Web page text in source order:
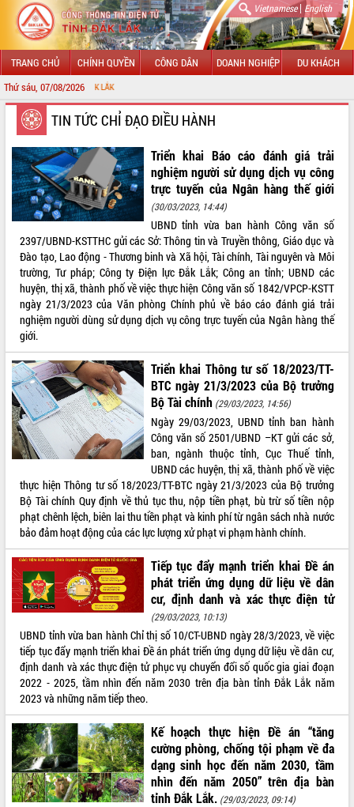
Vietnamese| English
TRANG CHỦ CHÍNH QUYỀN CÔNG DÂN DOANH NGHIỆP DU KHÁCH
Thứ sáu, 07/08/2026
GIỚI THIỆU
LÃNH ĐẠO UBND TỈNH
TIN TỨC SỰ KIỆN
SỞ, BAN, NGÀNH
UBND CÁC XÃ, PHƯỜNG
THÔNG TIN CHỈ ĐẠO ĐIỀU HÀNH
HỆ THỐNG VĂN BẢN
VĂN BẢN HĐND TỈNH
ĐIỂM TIN VĂN BẢN
QUY HOẠCH - KẾ HOẠCH
VIDEO
Không có file video nào để phát.
ALBUM ẢNH
TIN TỨC CHỈ ĐẠO ĐIỀU HÀNH
Triển khai Báo cáo đánh giá trải
nghiệm người sử dụng dịch vụ công
trực tuyến của Ngân hàng thế giới
(30/03/2023, 14:44)
UBND tỉnh vừa ban hành Công văn số
2397/UBND-KSTTHC gửi các Sở: Thông tin và Truyền thông, Giáo dục và
Đào tạo, Lao động - Thương binh và Xã hội, Tài chính, Tài nguyên và Môi
trường, Tư pháp; Công ty Điện lực Đắk Lắk; Công an tỉnh; UBND các
huyện, thị xã, thành phố về việc thực hiện Công văn số 1842/VPCP-KSTT
ngày 21/3/2023 của Văn phòng Chính phủ về báo cáo đánh giá trải
nghiệm người dùng sử dụng dịch vụ công trực tuyến của Ngân hàng thế
giới.
Triển khai Thông tư số 18/2023/TT-
BTC ngày 21/3/2023 của Bộ trưởng
Bộ Tài chính (29/03/2023, 14:56)
Ngày 29/03/2023, UBND tỉnh ban hành
Công văn số 2501/UBND –KT gửi các sở,
ban, ngành thuộc tỉnh, Cục Thuế tỉnh,
UBND các huyện, thị xã, thành phố về việc
thực hiện Thông tư số 18/2023/TT-BTC ngày 21/3/2023 của Bộ trưởng
Bộ Tài chính Quy định về thủ tục thu, nộp tiền phạt, bù trừ số tiền nộp
phạt chênh lệch, biên lai thu tiền phạt và kinh phí từ ngân sách nhà nước
bảo đảm hoạt động của các lực lượng xử phạt vi phạm hành chính.
Tiếp tục đẩy mạnh triển khai Đề án
phát triển ứng dụng dữ liệu về dân
cư, định danh và xác thực điện tử
(29/03/2023, 10:13)
UBND tỉnh vừa ban hành Chỉ thị số 10/CT-UBND ngày 28/3/2023, về việc
tiếp tục đẩy mạnh triển khai Đề án phát triển ứng dụng dữ liệu về dân cư,
định danh và xác thực điện tử phục vụ chuyển đổi số quốc gia giai đoạn
2022 - 2025, tầm nhìn đến năm 2030 trên địa bàn tỉnh Đắk Lắk năm
2023 và những năm tiếp theo.
Kế hoạch thực hiện Đề án “tăng
cường phòng, chống tội phạm về đa
dạng sinh học đến năm 2030, tầm
nhìn đến năm 2050” trên địa bàn
tỉnh Đắk Lắk. (29/03/2023, 09:14)